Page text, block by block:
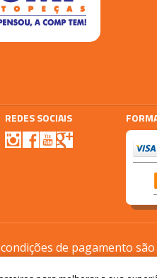
REDES SOCIAIS
de pagamento